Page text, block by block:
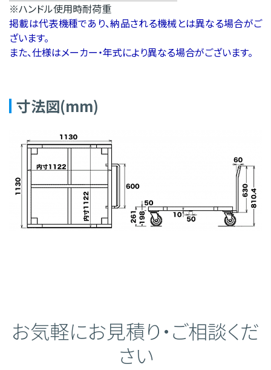
※ハンドル使用時耐荷重
掲載は代表機種であり、納品される機械とは異なる場合がご
ざいます。
また、仕様はメーカー・年式により異なる場合がございます。
寸法図(mm)
お気軽にお見積り・ご相談くだ
さい